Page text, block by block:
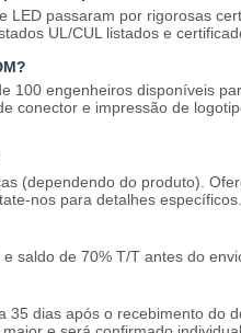
passaram por rigorosas
UL/CUL listados e
100 engenheiros disponíveis
conector e impressão de
(dependendo do produto).
nos para detalhes específicos.
saldo de 70% T/T antes do
dias após o recebimento do